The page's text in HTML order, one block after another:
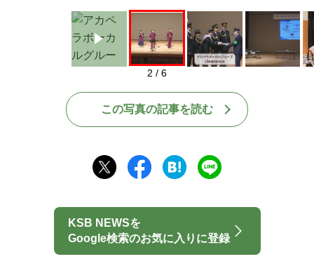
2 / 6
この写真の記事を読む
KSB NEWSを
Google検索のお気に入りに登録